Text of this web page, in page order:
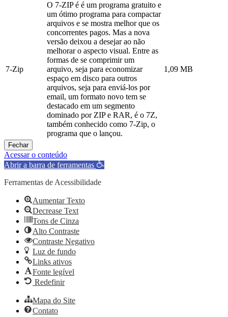
7-Zip
O 7-ZIP é é um programa gratuito e
um ótimo programa para compactar
arquivos e se mostra melhor que os
concorrentes pagos. Mas a nova
versão deixou a desejar ao não
melhorar o aspecto visual. Entre as
formas de se comprimir um
arquivo, seja para economizar
espaço em disco para outros
arquivos, seja para enviá-los por
email, um formato novo tem se
destacado em um segmento
dominado por ZIP e RAR, é o 7Z,
também conhecido como 7-Zip, o
programa que o lançou.
1,09 MB
Fechar
Acessar o conteúdo
Abrir a barra de ferramentas
Ferramentas de Acessibilidade
Aumentar Texto
Decrease Text
Tons de Cinza
Alto Contraste
Contraste Negativo
Luz de fundo
Links ativos
Fonte legível
Redefinir
Mapa do Site
Contato